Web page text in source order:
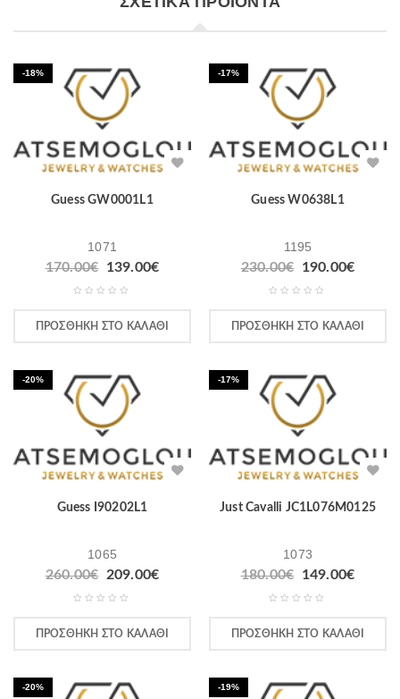
-18%
Guess GW0001L1
1071
170.00€ 139.00€
ΠΡΟΣΘΉΚΗ ΣΤΟ ΚΑΛΆΘΙ
-17%
Guess W0638L1
1195
230.00€ 190.00€
ΠΡΟΣΘΉΚΗ ΣΤΟ ΚΑΛΆΘΙ
-20%
Guess I90202L1
1065
260.00€ 209.00€
ΠΡΟΣΘΉΚΗ ΣΤΟ ΚΑΛΆΘΙ
-17%
Just Cavalli JC1L076M0125
1073
180.00€ 149.00€
ΠΡΟΣΘΉΚΗ ΣΤΟ ΚΑΛΆΘΙ
-20% -19%